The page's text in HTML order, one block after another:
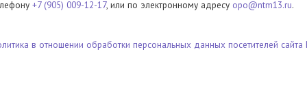
+7 (905) 009-12-17, или по электронному адресу opo@ntm13.ru.
в отношении обработки персональных данных посетителей